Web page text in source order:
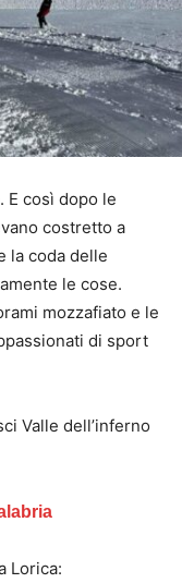
E così dopo le
costretto a
la coda delle
le cose.
mozzafiato e le
di sport
Valle dell’inferno
Lorica: